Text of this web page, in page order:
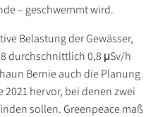
– geschwemmt wird.
Belastung der Gewässer,
durchschnittlich 0,8 μSv/h
Bernie auch die Planung
hervor, bei denen zwei
sollen. Greenpeace maß